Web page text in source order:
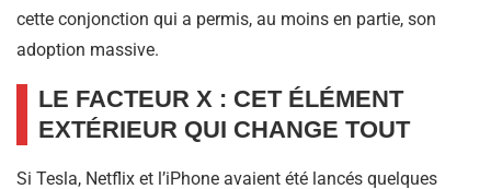
cette conjonction qui a permis, au moins en partie, son
adoption massive.
LE FACTEUR X : CET ÉLÉMENT
EXTÉRIEUR QUI CHANGE TOUT
Si Tesla, Netflix et l’iPhone avaient été lancés quelques